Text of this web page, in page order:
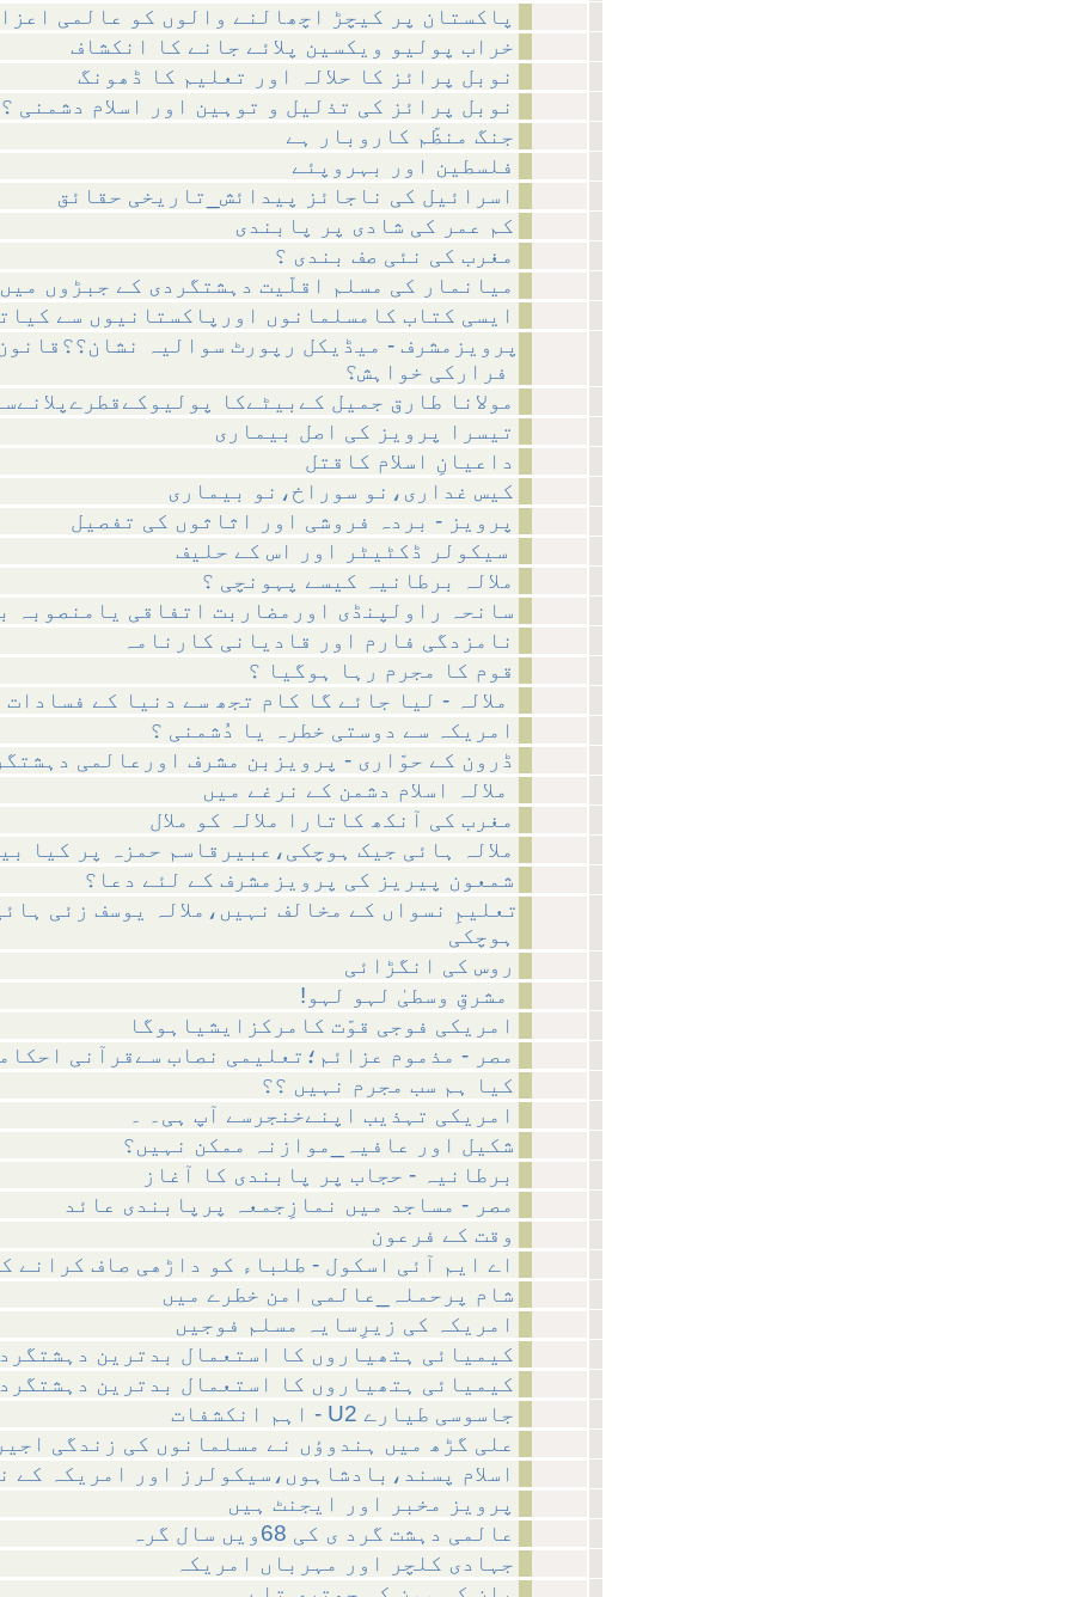
پاکستان پر کیچڑ اچھالنے والوں کو عالمی
خراب پولیو ویکسین پلائے جانے کا انکشاف
نوبل پرائز کا حلالہ اور تعلیم کا ڈھونگ
نوبل پرائز کی تذلیل و توہین اور اسلام دشمنی ؟
جنگ منظّم کاروبار ہے
فلسطین اور بہروپئے
اسرائیل کی ناجائز پیدائش_تاریخی حقائق
کم عمر کی شادی پر پابندی
مغرب کی نئی صف بندی ؟
میانمار کی مسلم اقلّیت دہشتگردی کے جبڑوں
ایسی کتاب کامسلمانوں اورپاکستانیوں سے
پرویزمشرف - میڈیکل رپورٹ سوالیہ
مولانا طارق جمیل کےبیٹےکا
تیسرا پرویز کی اصل بیماری
داعیانِ اسلام کاقتل
کیس غداری،نو سوراخ،نو بیماری
پرویز - بردہ فروشی اور اثاثوں کی تفصیل
ملالہ برطانیہ کیسے پہونچی ؟
سانحہ راولپنڈی اورمضاربت اتفاقی یامنصوبہ
نامزدگی فارم اور قادیانی کارنامہ
قوم کا مجرم رہا ہوگیا ؟
امریکہ سے دوستی خطرہ یا دُشمنی ؟
ڈرون کے حوّاری - پرویزبن مشرف اورعالمی
مغرب کی آنکھ کاتارا ملالہ کو ملال
ملالہ ہائی جیک ہوچکی،عبیرقاسم حمزہ پر کیا
شمعون پیریز کی پرویزمشرف کے لئے دعا؟
تعلیمِ نسواں کے مخالف نہیں،ملالہ یوسف زئی
ہوچکی
روس کی انگڑائی
امریکی فوجی قوّت کامرکزایشیاہوگا
مصر - مذموم عزائم؛تعلیمی نصاب سےقرآنی
کیا ہم سب مجرم نہیں ؟؟
امریکی تہذیب اپنےخنجرسے آپ ہی۔ ۔
شکیل اور عافیہ_موازنہ ممکن نہیں؟
برطانیہ - حجاب پر پابندی کا آغاز
مصر - مساجد میں نمازِجمعہ پرپابندی عائد
وقت کے فرعون
اے ایم آئی اسکول - طلباء کو داڑھی صاف کرانے
شام پرحملہ_عالمی امن خطرے میں
امریکہ کی زیرِسایہ مسلم فوجیں
کیمیائی ہتھیاروں کا استعمال بدترین
کیمیائی ہتھیاروں کا استعمال بدترین
اہم انکشفات - U2 جاسوسی طیارے
علی گڑھ میں ہندوؤں نے مسلمانوں کی زندگی
اسلام پسند،بادشاہوں،سیکولرز اور امریکہ کے
پرویز مخبر اور ایجنٹ ہیں
عالمی دہشت گرد ی کی 68ویں سال گرہ
جہادی کلچر اور مہرباں امریکہ